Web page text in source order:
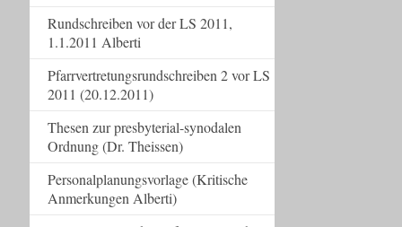
Rundschreiben vor der LS 2011,
1.1.2011 Alberti
Pfarrvertretungsrundschreiben 2 vor LS
2011 (20.12.2011)
Thesen zur presbyterial-synodalen
Ordnung (Dr. Theissen)
Personalplanungsvorlage (Kritische
Anmerkungen Alberti)